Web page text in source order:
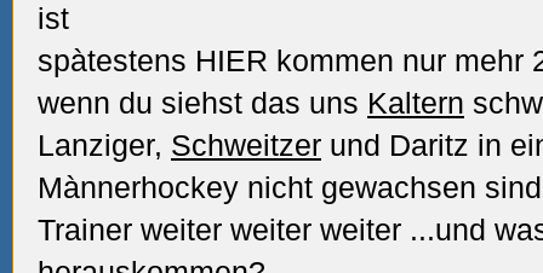
ist
spàtestens HIER kommen nur mehr
wenn du siehst das uns Kaltern
Lanziger, Schweitzer und Daritz in
Mànnerhockey nicht gewachsen
Trainer weiter weiter weiter ...und